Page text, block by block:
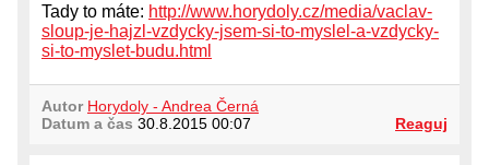
Tady to máte: http://www.horydoly.cz/media/vaclav-
sloup-je-hajzl-vzdycky-jsem-si-to-myslel-a-vzdycky-
si-to-myslet-budu.html
Autor Horydoly - Andrea Černá
Datum a čas 30.8.2015 00:07 Reaguj